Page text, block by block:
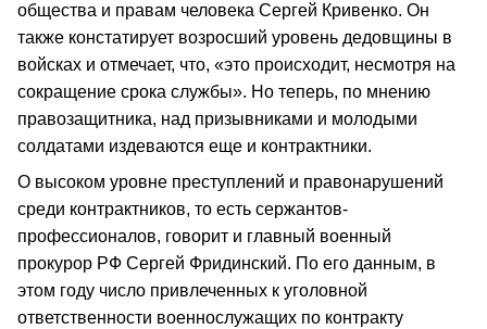
общества и правам человека Сергей Кривенко. Он
также констатирует возросший уровень дедовщины в
войсках и отмечает, что, «это происходит, несмотря на
сокращение срока службы». Но теперь, по мнению
правозащитника, над призывниками и молодыми
солдатами издеваются еще и контрактники.
О высоком уровне преступлений и правонарушений
среди контрактников, то есть сержантов-
профессионалов, говорит и главный военный
прокурор РФ Сергей Фридинский. По его данным, в
этом году число привлеченных к уголовной
ответственности военнослужащих по контракту